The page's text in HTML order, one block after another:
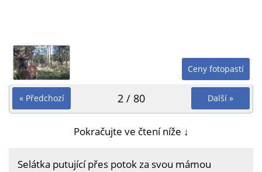
Ceny fotopastí
« Předchozí Další »
2 / 80
Pokračujte ve čtení níže ↓
Selátka putující přes potok za svou mámou